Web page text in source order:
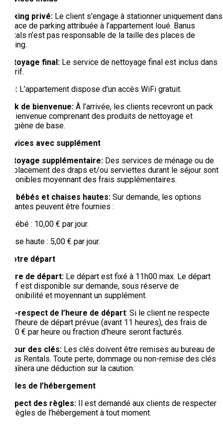
Parking privé: Le client s’engage à stationner uniquement dans
la place de parking attribuée à l’appartement loué. Banus
Rentals n’est pas responsable de la taille des places de
parking.
Nettoyage final : Le service de nettoyage final est inclus dans
le tarif.
WiFi: L’appartement dispose d’un accès WiFi gratuit.
Pack de bienvenue: À l’arrivée, les clients recevront un pack
de bienvenue comprenant des produits de nettoyage et
d’hygiène de base.
Services avec supplément
Nettoyage supplémentaire: Des services de ménage ou de
remplacement des draps et/ou serviettes durant le séjour sont
disponibles moyennant des frais supplémentaires.
Lits bébés et chaises hautes: Sur demande, les options
suivantes peuvent être fournies :
Lit bébé : 10,00 € par jour.
Chaise haute : 5,00 € par jour.
À votre départ
Heure de départ: Le départ est fixé à 11h00 max. Le départ
tardif est disponible sur demande, sous réserve de
disponibilité et moyennant un supplément.
Non-respect de l’heure de départ: Si le client ne respecte
pas l’heure de départ prévue (avant 11 heures), des frais de
50,00 € par heure ou fraction d’heure seront facturés.
Retour des clés: Les clés doivent être remises au bureau de
Banus Rentals. Toute perte, dommage ou non-remise des clés
entraînera une déduction sur la caution.
Règles de l’hébergement
Respect des règles:
Il est demandé aux clients de respecter
les règles de l’hébergement à tout moment.